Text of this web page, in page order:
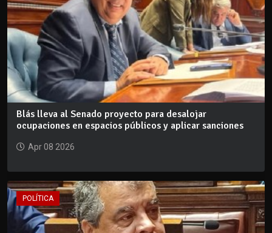
Blás lleva al Senado proyecto para desalojar
ocupaciones en espacios públicos y aplicar sanciones
Apr 08 2026
POLÍTICA